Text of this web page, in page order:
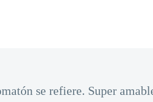
se refiere. Super